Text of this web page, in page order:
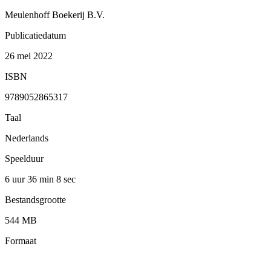
Meulenhoff Boekerij B.V.
Publicatiedatum
26 mei 2022
ISBN
9789052865317
Taal
Nederlands
Speelduur
6 uur 36 min 8 sec
Bestandsgrootte
544 MB
Formaat